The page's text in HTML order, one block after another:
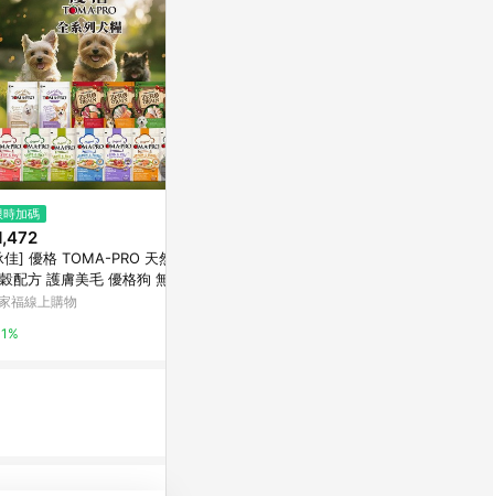
時加碼
佳] 優格 TOMA-PRO 天然%
配方 護膚美毛 優格狗 無榖
料 犬糧 老犬 熟齡犬 成犬 幼
福線上購物
1%